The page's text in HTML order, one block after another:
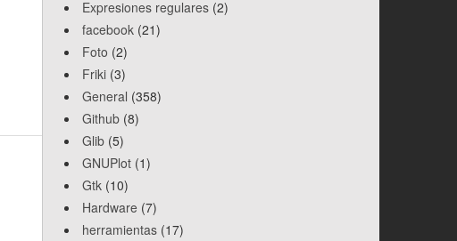
Expresiones regulares (2)
facebook (21)
Foto (2)
Friki (3)
General (358)
Github (8)
Glib (5)
GNUPlot (1)
Gtk (10)
Hardware (7)
herramientas (17)